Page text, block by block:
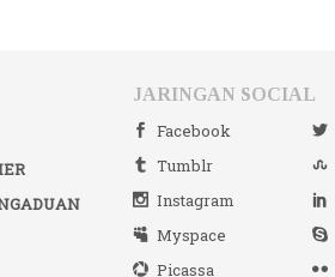
JARINGAN SOCIAL
Facebook
Tumblr
Instagram
Myspace
Picassa